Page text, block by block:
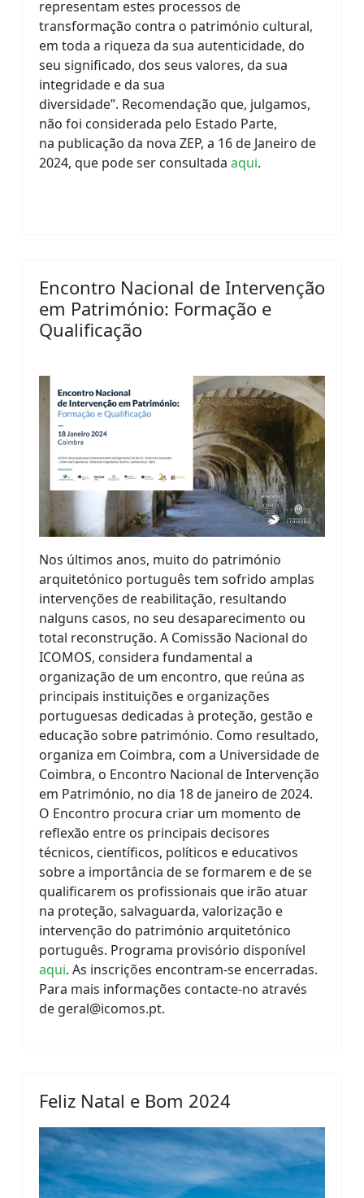
representam estes processos de
transformação contra o património cultural,
em toda a riqueza da sua autenticidade, do
seu significado, dos seus valores, da sua
integridade e da sua
diversidade”. Recomendação que, julgamos,
não foi considerada pelo Estado Parte,
na publicação da nova ZEP, a 16 de Janeiro de
2024, que pode ser consultada aqui.
Encontro Nacional de Intervenção
em Património: Formação e
Qualificação
Nos últimos anos, muito do património
arquitetónico português tem sofrido amplas
intervenções de reabilitação, resultando
nalguns casos, no seu desaparecimento ou
total reconstrução. A Comissão Nacional do
ICOMOS, considera fundamental a
organização de um encontro, que reúna as
principais instituições e organizações
portuguesas dedicadas à proteção, gestão e
educação sobre património. Como resultado,
organiza em Coimbra, com a Universidade de
Coimbra, o Encontro Nacional de Intervenção
em Património, no dia 18 de janeiro de 2024.
O Encontro procura criar um momento de
reflexão entre os principais decisores
técnicos, científicos, políticos e educativos
sobre a importância de se formarem e de se
qualificarem os profissionais que irão atuar
na proteção, salvaguarda, valorização e
intervenção do património arquitetónico
português. Programa provisório disponível
aqui. As inscrições encontram-se encerradas.
Para mais informações contacte-no através
de geral@icomos.pt.
Feliz Natal e Bom 2024